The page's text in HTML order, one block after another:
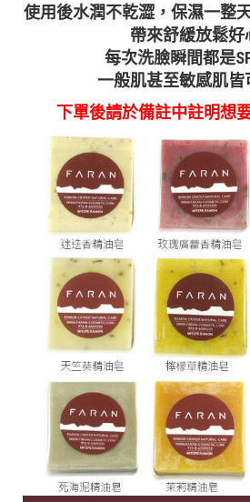
使用後水潤不乾澀，保濕一整
帶來舒緩放鬆好
每次洗臉瞬間都是
一般肌甚至敏感肌皆
下單後請於備註中註明想